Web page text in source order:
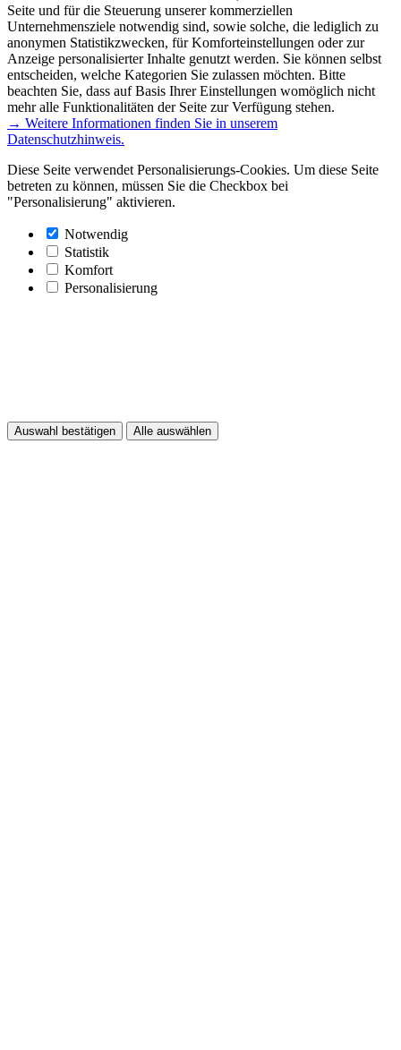
Seite und für die Steuerung unserer kommerziellen
Unternehmensziele notwendig sind, sowie solche, die lediglich zu
anonymen Statistikzwecken, für Komforteinstellungen oder zur
Anzeige personalisierter Inhalte genutzt werden. Sie können selbst
entscheiden, welche Kategorien Sie zulassen möchten. Bitte
beachten Sie, dass auf Basis Ihrer Einstellungen womöglich nicht
mehr alle Funktionalitäten der Seite zur Verfügung stehen.
→ Weitere Informationen finden Sie in unserem
Datenschutzhinweis.
Diese Seite verwendet Personalisierungs-Cookies. Um diese Seite
betreten zu können, müssen Sie die Checkbox bei
"Personalisierung" aktivieren.
Notwendig
Statistik
Komfort
Personalisierung
Auswahl bestätigen Alle auswählen